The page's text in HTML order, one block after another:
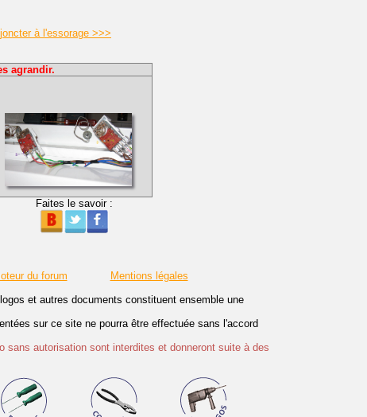
à l'essorage >>>
agrandir.
Faites le savoir :
du forum
Mentions légales
et autres documents constituent ensemble une
sur ce site ne pourra être effectuée sans l'accord
sans autorisation sont interdites et donneront suite à des